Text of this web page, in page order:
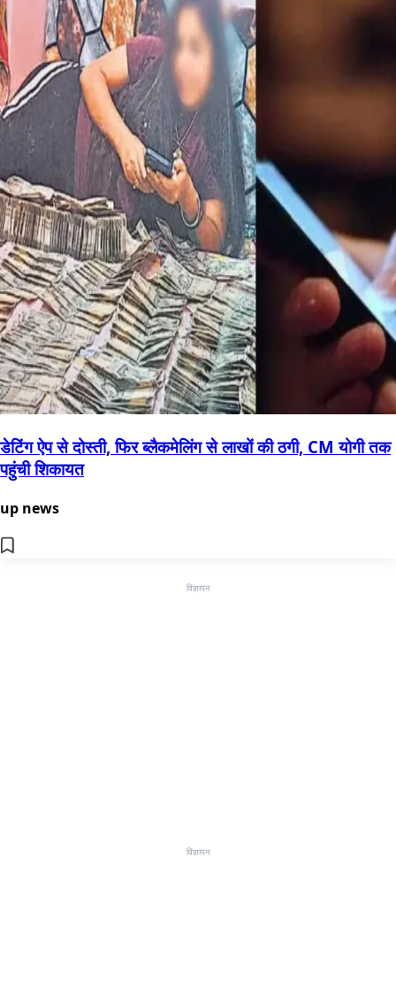
डेटिंग ऐप से दोस्ती, फिर ब्लैकमेलिंग से लाखों की ठगी, CM योगी तक
पहुंची शिकायत
up news
विज्ञापन
विज्ञापन